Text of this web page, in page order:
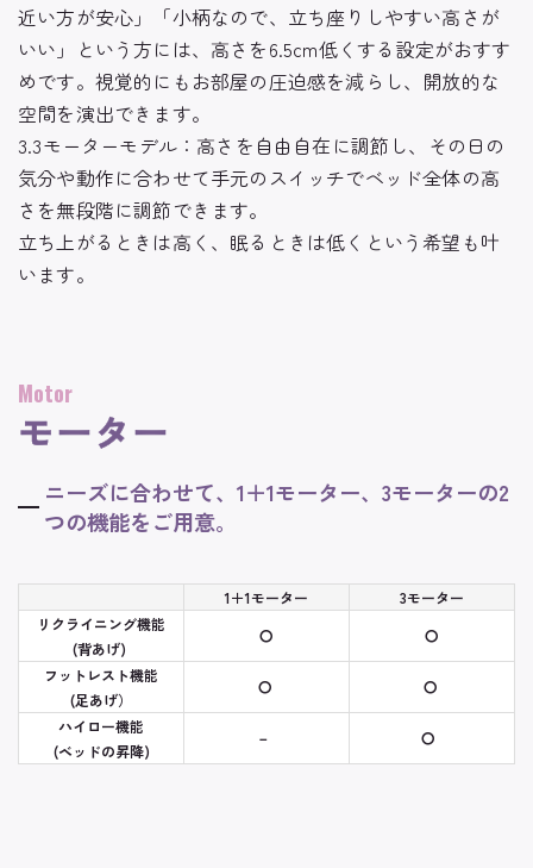
近い方が安心」「小柄なので、立ち座りしやすい高さが
いい」という方には、高さを6.5cm低くする設定がおすす
めです。 視覚的にもお部屋の圧迫感を減らし、開放的な
空間を演出できます。
3.3モーターモデル：高さを自由自在に調節し、その日の
気分や動作に合わせて手元のスイッチでベッド全体の高
さを無段階に調節できます。
立ち上がるときは高く、眠るときは低くという希望も叶
います。
Motor
モーター
ニーズに合わせて、1＋1モーター、3モーターの2
つの機能をご用意。
1＋1モーター
3モーター
リクライニング機能
(背あげ)
〇
〇
フットレスト機能
(足あげ）
〇
〇
ハイロー機能
(ベッドの昇降)
－ 〇